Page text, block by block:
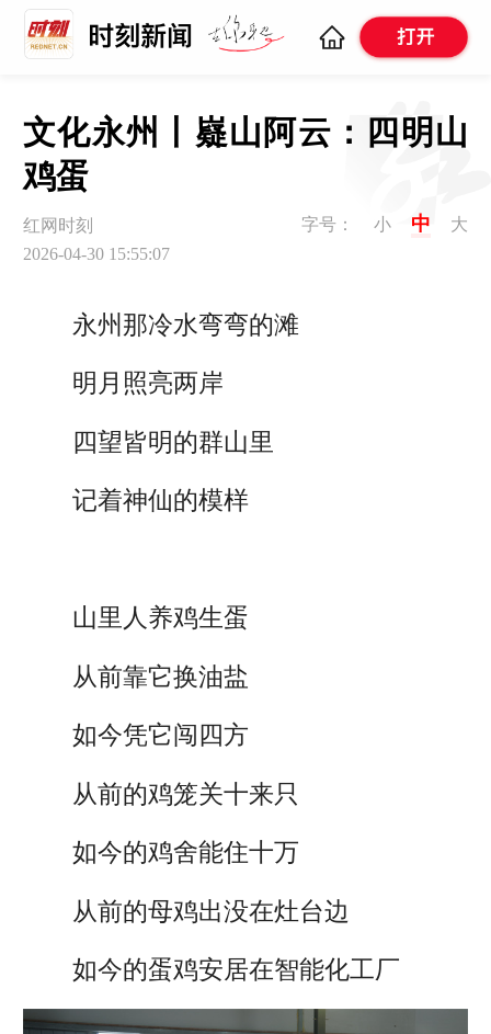
文化永州丨嶷山阿云：四明山
鸡蛋
红网时刻
2026-04-30 15:55:07
字号： 小 中 大
永州那冷水弯弯的滩
明月照亮两岸
四望皆明的群山里
记着神仙的模样
山里人养鸡生蛋
从前靠它换油盐
如今凭它闯四方
从前的鸡笼关十来只
如今的鸡舍能住十万
从前的母鸡出没在灶台边
如今的蛋鸡安居在智能化工厂